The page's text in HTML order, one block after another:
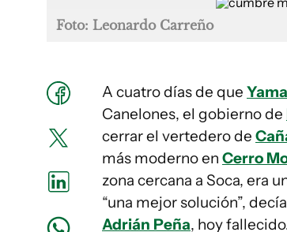
Foto: Leonardo Carreño
A cuatro días de que
Canelones, el gobierno de
cerrar el vertedero de
más moderno en Cerro
zona cercana a Soca, era
“una mejor solución”,
Adrián Peña, hoy